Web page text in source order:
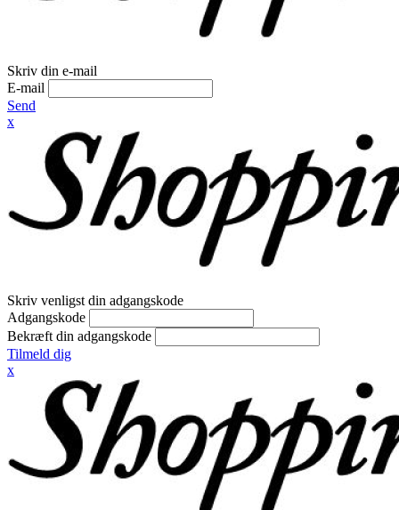
Skriv din e-mail
E-mail
Send
x
Skriv venligst din adgangskode
Adgangskode
Bekræft din adgangskode
Tilmeld dig
x